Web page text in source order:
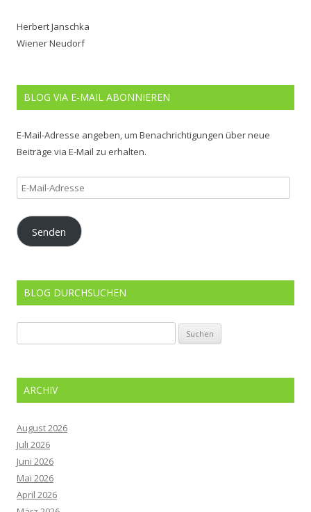
Herbert Janschka
Wiener Neudorf
BLOG VIA E-MAIL ABONNIEREN
E-Mail-Adresse angeben, um Benachrichtigungen über neue
Beiträge via E-Mail zu erhalten.
E-
Mail-
Adresse
Senden
BLOG DURCHSUCHEN
nach:
ARCHIV
August 2026
Juli 2026
Juni 2026
Mai 2026
April 2026